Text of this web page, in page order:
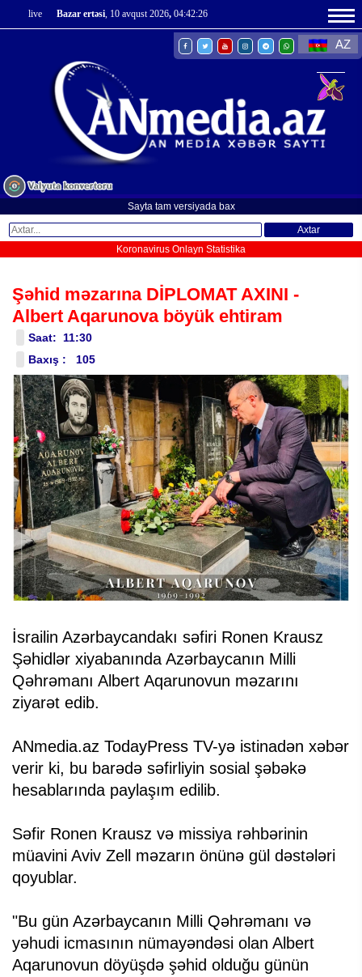
live Bazar ertəsi, 10 avqust 2026, 04:42:27
AZ
Sayta tam versiyada bax
Axtar
Koronavirus Onlayn Statistika
Şəhid məzarına DİPLOMAT AXINI -
Albert Aqarunova böyük ehtiram
Saat: 11:30
Baxış : 105
İsrailin Azərbaycandakı səfiri Ronen Krausz
Şəhidlər xiyabanında Azərbaycanın Milli
Qəhrəmanı Albert Aqarunovun məzarını
ziyarət edib.
ANmedia.az TodayPress TV-yə istinadən xəbər
verir ki, bu barədə səfirliyin sosial şəbəkə
hesablarında paylaşım edilib.
Səfir Ronen Krausz və missiya rəhbərinin
müavini Aviv Zell məzarın önünə gül dəstələri
qoyublar.
"Bu gün Azərbaycanın Milli Qəhrəmanı və
yəhudi icmasının nümayəndəsi olan Albert
Aqarunovun döyüşdə şəhid olduğu günün